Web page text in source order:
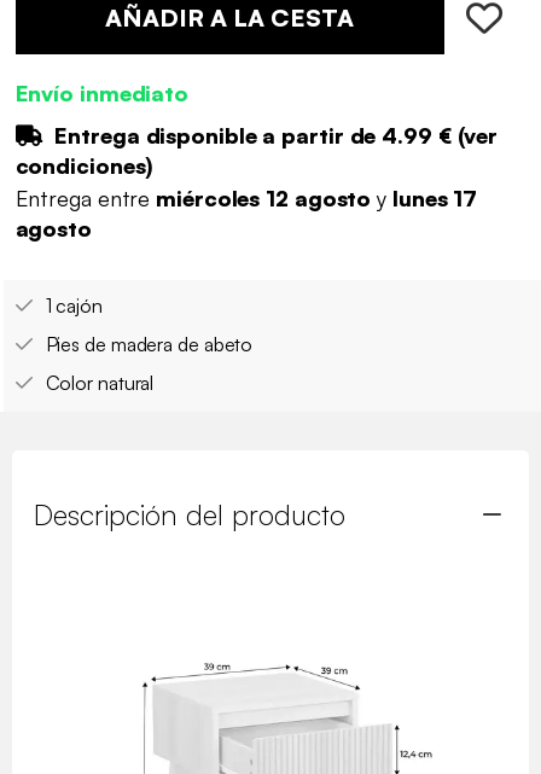
AÑADIR A LA CESTA
Envío inmediato
Entrega disponible a partir de 4.99 €(ver
condiciones)
Entrega entre miércoles 12 agostoy lunes 17
agosto
1 cajón
Pies de madera de abeto
Color natural
Descripción del producto